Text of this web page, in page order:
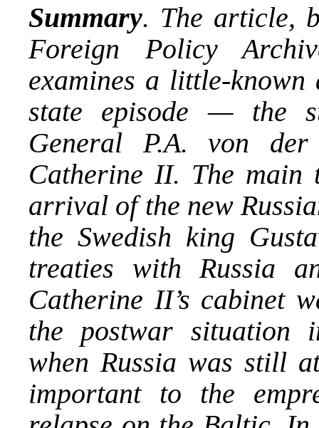
Summary. The article,
Foreign Policy
examines a little-
state episode — the
General P.A. von
Catherine II. The main
arrival of the new
the Swedish king
treaties with Russia
Catherine II’s cabinet
the postwar situation
when Russia was still
important to the